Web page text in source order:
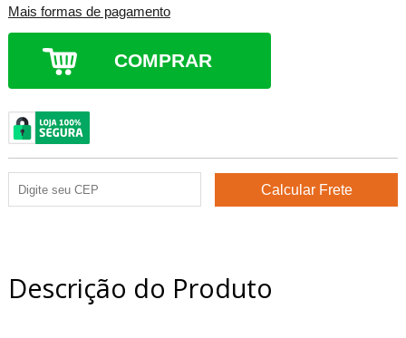
Mais formas de pagamento
COMPRAR
Descrição do Produto